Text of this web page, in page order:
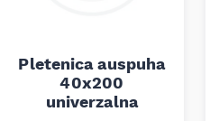
Pletenica auspuha
40x200
univerzalna